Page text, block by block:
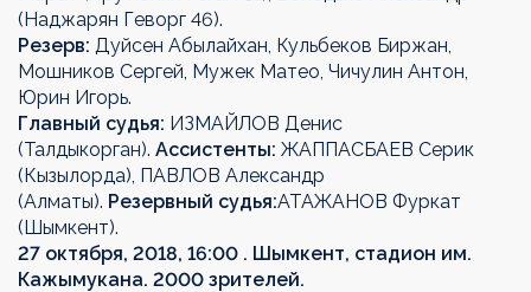
(Наджарян Геворг 46).
Резерв: Дуйсен Абылайхан, Кульбеков Биржан,
Мошников Сергей, Мужек Матео, Чичулин Антон,
Юрин Игорь.
Главный судья: ИЗМАЙЛОВ Денис
(Талдыкорган). Ассистенты: ЖАППАСБАЕВ Серик
(Кызылорда), ПАВЛОВ Александр
(Алматы). Резервный судья:АТАЖАНОВ Фуркат
(Шымкент).
27 октября, 2018, 16:00 . Шымкент, стадион им.
Кажымукана. 2000 зрителей.